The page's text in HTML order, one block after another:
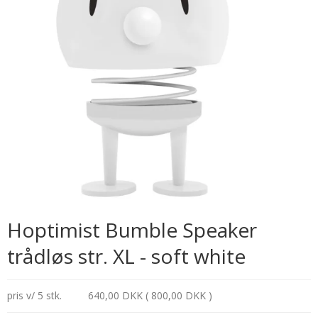
Hoptimist Bumble Speaker
trådløs str. XL - soft white
pris v/ 5 stk. 640,00 DKK ( 800,00 DKK )